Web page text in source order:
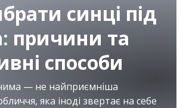
синці під
причини та
способи
— не найприємніша
яка іноді звертає на себе